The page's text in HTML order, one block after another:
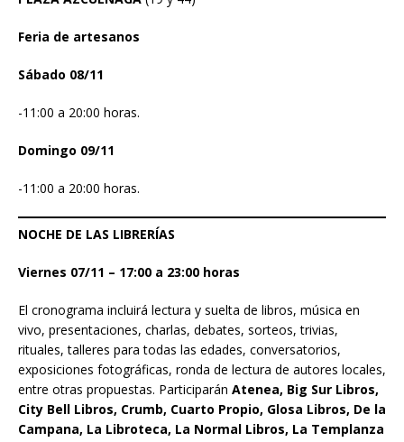
Feria de artesanos
Sábado 08/11
-11:00 a 20:00 horas.
Domingo 09/11
-11:00 a 20:00 horas.
NOCHE DE LAS LIBRERÍAS
Viernes 07/11 – 17:00 a 23:00 horas
El cronograma incluirá lectura y suelta de libros, música en
vivo, presentaciones, charlas, debates, sorteos, trivias,
rituales, talleres para todas las edades, conversatorios,
exposiciones fotográficas, ronda de lectura de autores locales,
entre otras propuestas. Participarán Atenea, Big Sur Libros,
City Bell Libros, Crumb, Cuarto Propio, Glosa Libros, De la
Campana, La Libroteca, La Normal Libros, La Templanza